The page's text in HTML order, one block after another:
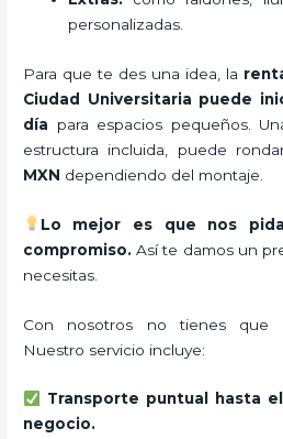
personalizadas.
Para que te des una idea, la
Ciudad Universitaria puede
día para espacios pequeños.
estructura incluida, puede
MXN dependiendo del montaje.
Lo mejor es que nos
compromiso. Así te damos un
necesitas.
Con nosotros no tienes que
Nuestro servicio incluye:
Transporte puntual hasta
negocio.